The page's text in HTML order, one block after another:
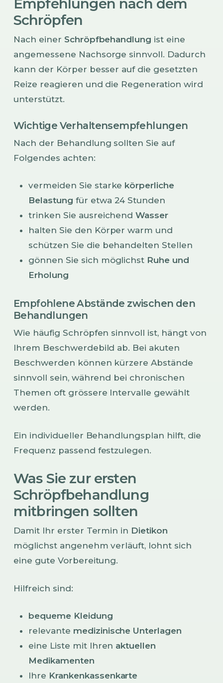
Empfehlungen nach dem
Schröpfen
Nach einer Schröpfbehandlung ist eine
angemessene Nachsorge sinnvoll. Dadurch
kann der Körper besser auf die gesetzten
Reize reagieren und die Regeneration wird
unterstützt.
Wichtige Verhaltensempfehlungen
Nach der Behandlung sollten Sie auf
Folgendes achten:
vermeiden Sie starke körperliche
Belastung für etwa 24 Stunden
trinken Sie ausreichendWasser
halten Sie den Körper warm und
schützen Sie die behandelten Stellen
gönnen Sie sich möglichst Ruhe und
Erholung
Empfohlene Abstände zwischen den
Behandlungen
Wie häufig Schröpfen sinnvoll ist, hängt von
Ihrem Beschwerdebild ab. Bei akuten
Beschwerden können kürzere Abstände
sinnvoll sein, während bei chronischen
Themen oft grössere Intervalle gewählt
werden.
Ein individueller Behandlungsplan hilft, die
Frequenz passend festzulegen.
Was Sie zur ersten
Schröpfbehandlung
mitbringen sollten
Damit Ihr erster Termin in Dietikon
möglichst angenehm verläuft, lohnt sich
eine gute Vorbereitung.
Hilfreich sind:
bequeme Kleidung
relevante medizinische Unterlagen
eine Liste mit Ihren aktuellen
Medikamenten
Ihre Krankenkassenkarte